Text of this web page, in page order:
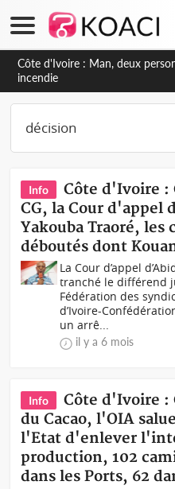
Côte d'Ivoire : Séileu, la
transformée en vaste
dépigmentants dangereux
Info
Côte d'Ivoire :
CG, la Cour d'appel
Yakouba Traoré, les
déboutés dont
La Cour d’appel
tranché le différend
Fédération des
d’Ivoire-
un arrê...
il y a 6 mois
Info
Côte d'Ivoire :
du Cacao, l'OIA
l'Etat d'enlever
production, 102
dans les Ports, 62